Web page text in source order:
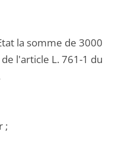
la somme de 3000
l'article L. 761-1 du
;